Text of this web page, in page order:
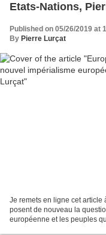
Etats-Nations,
Published on 05/26/2019 at
By Pierre Lurçat
Je remets en ligne cet
posent de nouveau la
européenne et les peuples